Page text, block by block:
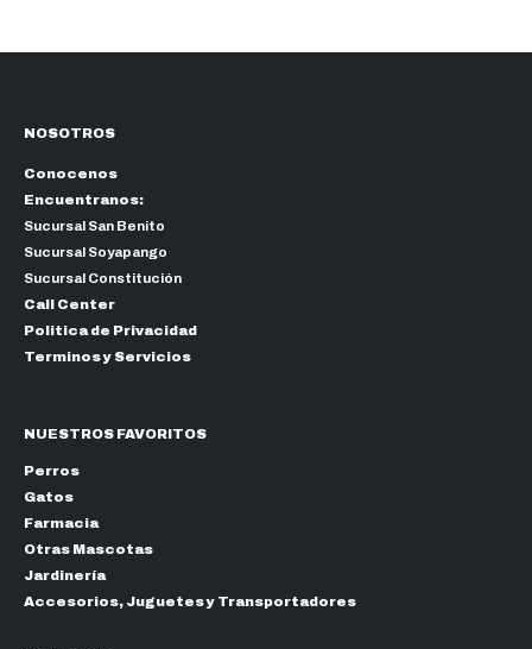
NOSOTROS
Conocenos
Encuentranos:
Sucursal San Benito
Sucursal Soyapango
Sucursal Constitución
Call Center
Politica de Privacidad
Terminos y Servicios
NUESTROS FAVORITOS
Perros
Gatos
Farmacia
Otras Mascotas
Jardinería
Accesorios, Juguetes y Transportadores